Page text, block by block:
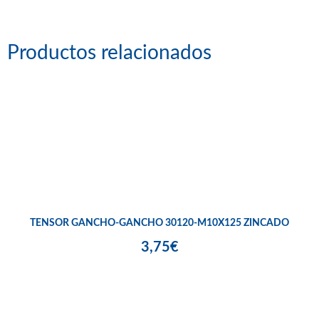
Productos relacionados
TENSOR GANCHO-GANCHO 30120-M10X125 ZINCADO
3,75€